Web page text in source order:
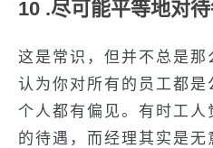
10 .尽可能平等地对
这是常识，但并不总是
认为你对所有的员工都
个人都有偏见。有时工人
的待遇，而经理其实是